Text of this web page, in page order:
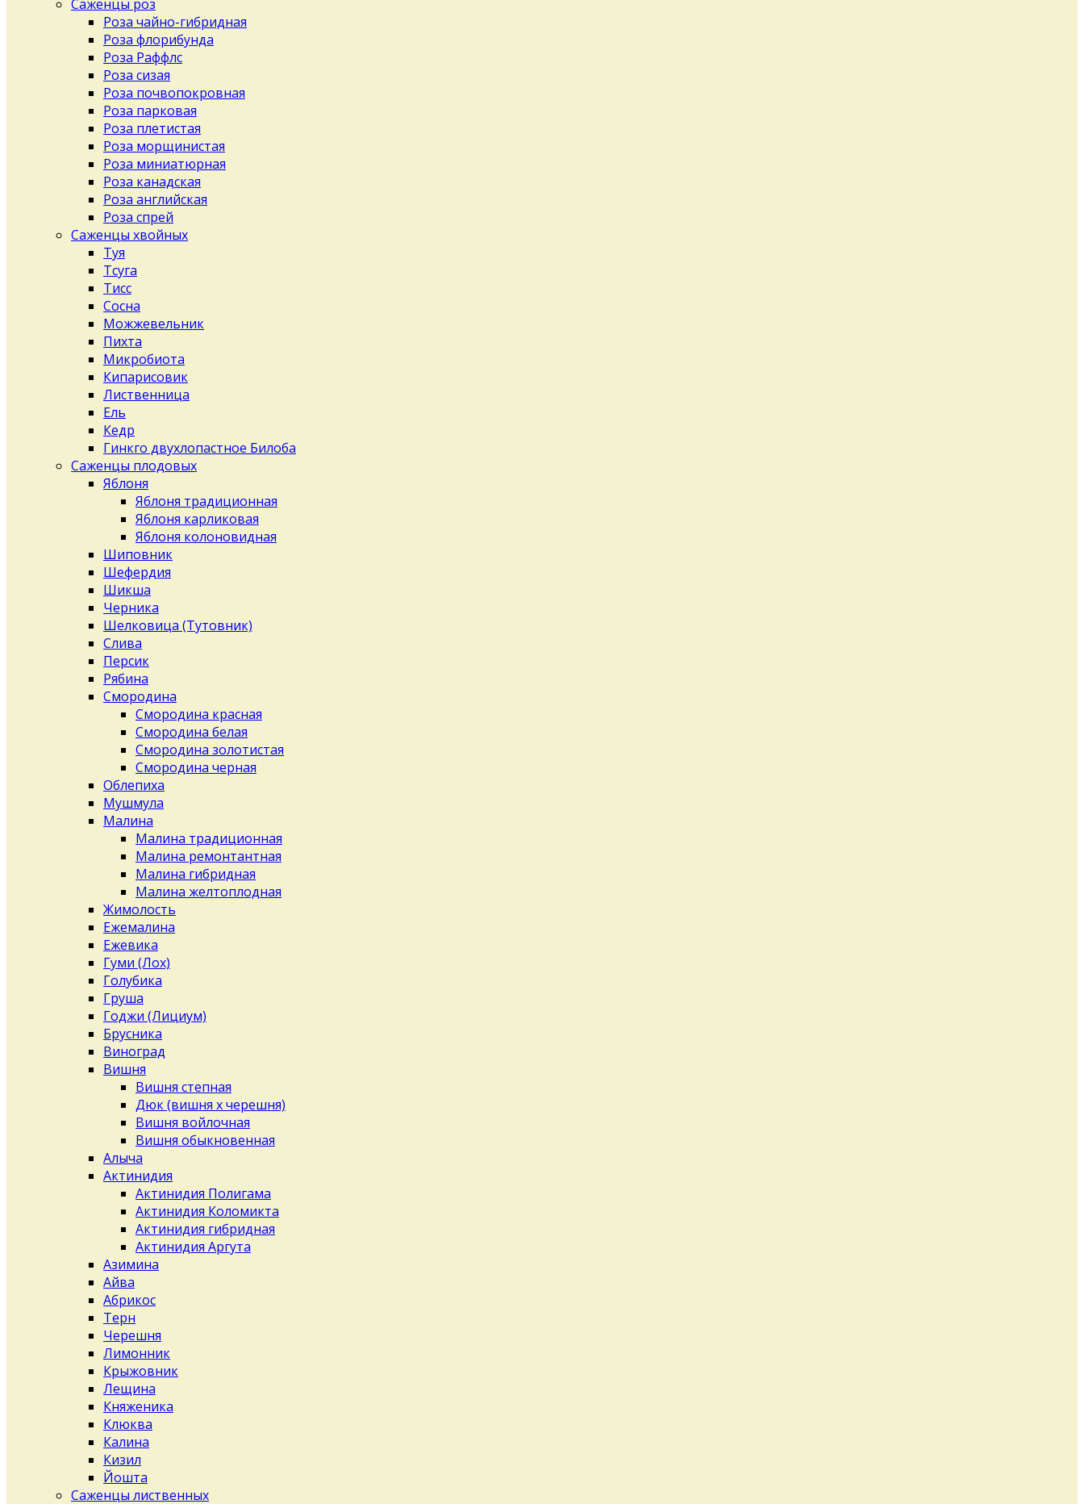
Саженцы роз
Роза чайно-гибридная
Роза флорибунда
Роза Раффлс
Роза сизая
Роза почвопокровная
Роза парковая
Роза плетистая
Роза морщинистая
Роза миниатюрная
Роза канадская
Роза английская
Роза спрей
Саженцы хвойных
Туя
Тсуга
Тисс
Сосна
Можжевельник
Пихта
Микробиота
Кипарисовик
Лиственница
Ель
Кедр
Гинкго двухлопастное Билоба
Саженцы плодовых
Яблоня
Яблоня традиционная
Яблоня карликовая
Яблоня колоновидная
Шиповник
Шефердия
Шикша
Черника
Шелковица (Тутовник)
Слива
Персик
Рябина
Смородина
Смородина красная
Смородина белая
Смородина золотистая
Смородина черная
Облепиха
Мушмула
Малина
Малина традиционная
Малина ремонтантная
Малина гибридная
Малина желтоплодная
Жимолость
Ежемалина
Ежевика
Гуми (Лох)
Голубика
Груша
Годжи (Лициум)
Брусника
Виноград
Вишня
Вишня степная
Дюк (вишня х черешня)
Вишня войлочная
Вишня обыкновенная
Алыча
Актинидия
Актинидия Полигама
Актинидия Коломикта
Актинидия гибридная
Актинидия Аргута
Азимина
Айва
Абрикос
Терн
Черешня
Лимонник
Крыжовник
Лещина
Княженика
Клюква
Калина
Кизил
Йошта
Саженцы лиственных